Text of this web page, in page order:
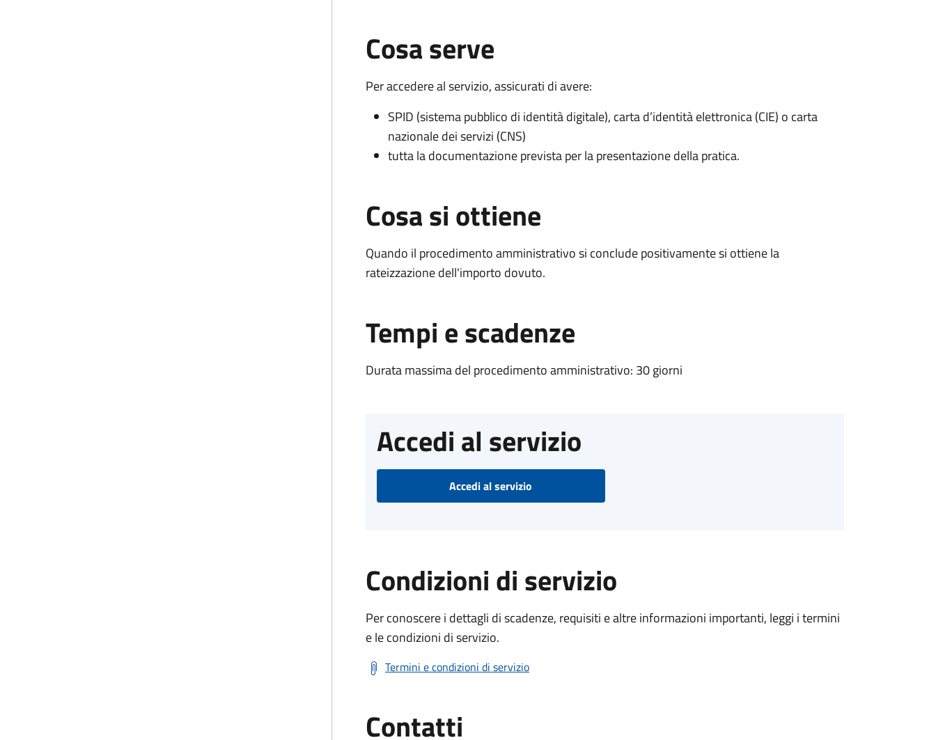
Cosa serve
Per accedere al servizio, assicurati di avere:
SPID (sistema pubblico di identità digitale), carta d’identità elettronica (CIE) o carta
nazionale dei servizi (CNS)
tutta la documentazione prevista per la presentazione della pratica.
Cosa si ottiene
Quando il procedimento amministrativo si conclude positivamente si ottiene la
rateizzazione dell'importo dovuto.
Tempi e scadenze
Durata massima del procedimento amministrativo: 30 giorni
Accedi al servizio
Accedi al servizio
Condizioni di servizio
Per conoscere i dettagli di scadenze, requisiti e altre informazioni importanti, leggi i termini
e le condizioni di servizio.
Termini e condizioni di servizio
Contatti